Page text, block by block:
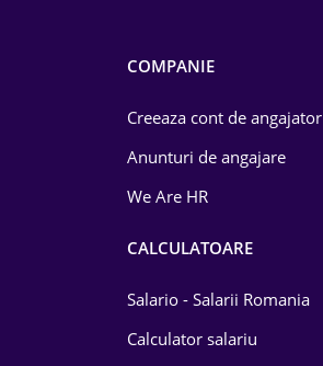
COMPANIE
Creeaza cont de angajator
Anunturi de angajare
We Are HR
CALCULATOARE
Salario - Salarii Romania
Calculator salariu